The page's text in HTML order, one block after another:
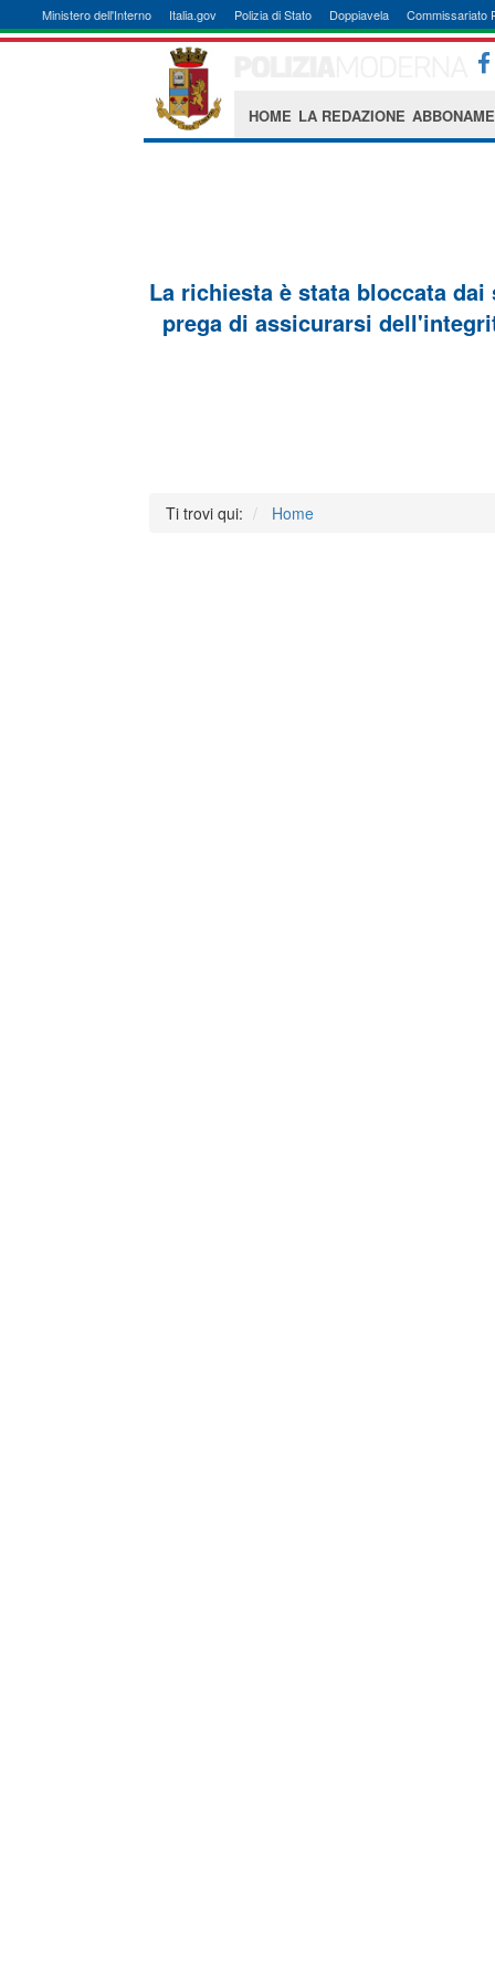
Ministero dell'Interno Italia.gov Polizia di Stato Doppiavela Commissariato
HOME LA REDAZIONE
La richiesta è stata bloccata
prega di assicurarsi
Ti trovi qui: Home